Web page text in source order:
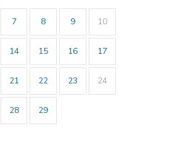
7 8 9 10
14 15 16 17
21 22 23 24
28 29